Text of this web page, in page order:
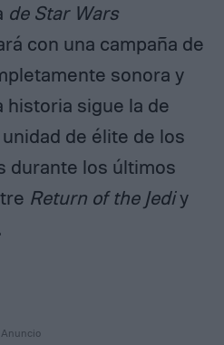
de Star Wars
con una campaña de
sonora y
historia sigue la de
de élite de los
durante los últimos
Return of the Jediy